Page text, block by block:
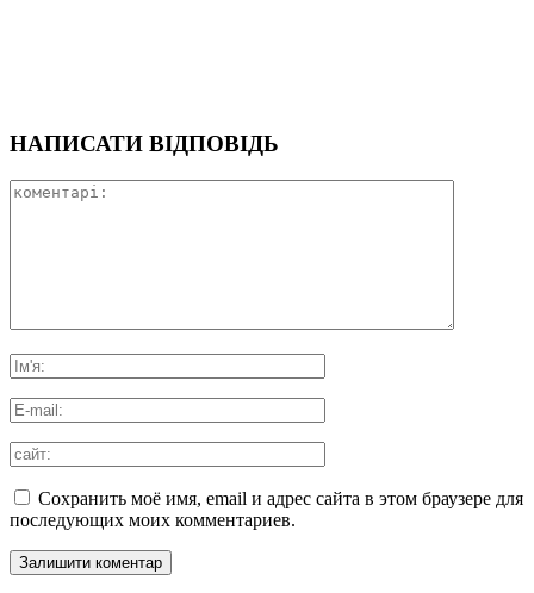
НАПИСАТИ ВІДПОВІДЬ
Сохранить моё имя, email и адрес сайта в этом браузере для
последующих моих комментариев.